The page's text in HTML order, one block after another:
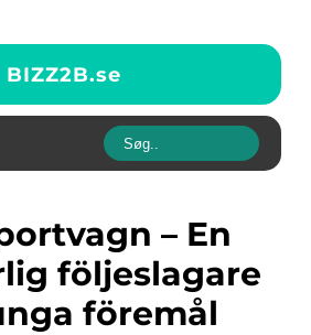
BIZZ2B.se
följeslagare
föremål